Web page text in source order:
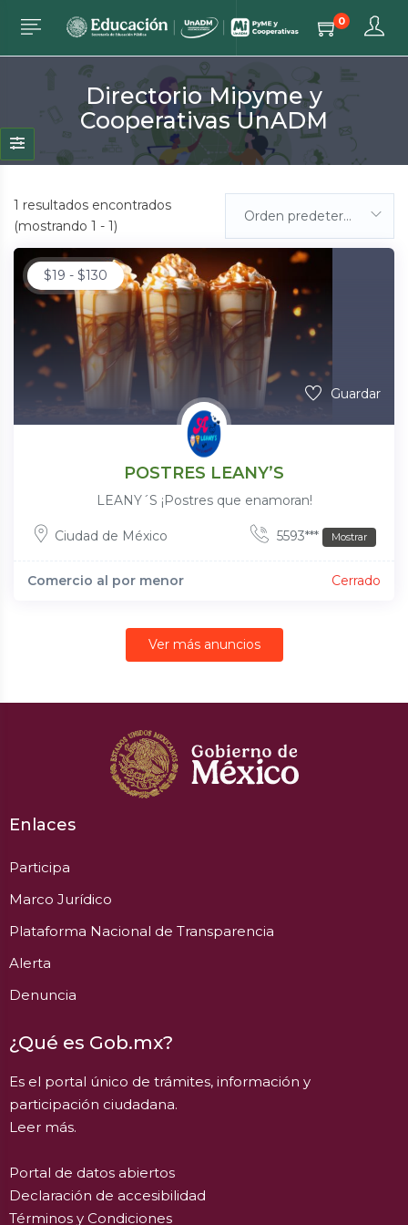
0
Directorio Mipyme y
Cooperativas UnADM
1 resultados encontrados
(mostrando 1 - 1)
Orden predeterminada
$19 - $130
Guardar
POSTRES LEANY’S
LEANY´S ¡Postres que enamoran!
Ciudad de México 5593*** Mostrar
Comercio al por menor Cerrado
Ver más anuncios
Enlaces
Participa
Marco Jurídico
Plataforma Nacional de Transparencia
Alerta
Denuncia
¿Qué es Gob.mx?
Es el portal único de trámites, información y
participación ciudadana.
Leer más.
Portal de datos abiertos
Declaración de accesibilidad
Términos y Condiciones